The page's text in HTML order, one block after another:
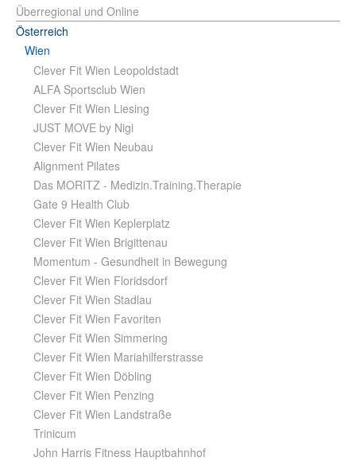
Überregional und Online
Österreich
Wien
Clever Fit Wien Leopoldstadt
ALFA Sportsclub Wien
Clever Fit Wien Liesing
JUST MOVE by Nigi
Clever Fit Wien Neubau
Alignment Pilates
Das MORITZ - Medizin.Training.Therapie
Gate 9 Health Club
Clever Fit Wien Keplerplatz
Clever Fit Wien Brigittenau
Momentum - Gesundheit in Bewegung
Clever Fit Wien Floridsdorf
Clever Fit Wien Stadlau
Clever Fit Wien Favoriten
Clever Fit Wien Simmering
Clever Fit Wien Mariahilferstrasse
Clever Fit Wien Döbling
Clever Fit Wien Penzing
Clever Fit Wien Landstraße
Trinicum
John Harris Fitness Hauptbahnhof